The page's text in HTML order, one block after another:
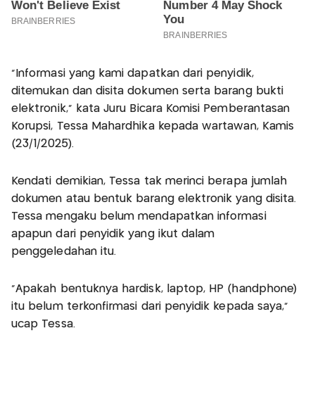
"Informasi yang kami dapatkan dari penyidik,
ditemukan dan disita dokumen serta barang bukti
elektronik," kata Juru Bicara Komisi Pemberantasan
Korupsi, Tessa Mahardhika kepada wartawan, Kamis
(23/1/2025).
Kendati demikian, Tessa tak merinci berapa jumlah
dokumen atau bentuk barang elektronik yang disita.
Tessa mengaku belum mendapatkan informasi
apapun dari penyidik yang ikut dalam
penggeledahan itu.
"Apakah bentuknya hardisk, laptop, HP (handphone)
itu belum terkonfirmasi dari penyidik kepada saya,"
ucap Tessa.